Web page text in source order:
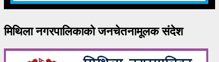
मिथिला नगरपालिकाको जनचेतनामूलक संदेश